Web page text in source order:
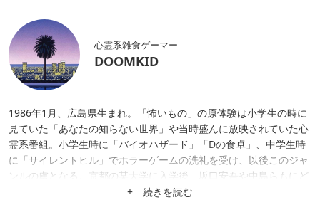
心霊系雑食ゲーマー
DOOMKID
1986年1月、広島県生まれ。「怖いもの」の原体験は小学生の時に
見ていた「あなたの知らない世界」や当時盛んに放映されていた心
霊系番組。小学生時に「バイオハザード」「Dの食卓」、中学生時
に「サイレントヒル」でホラーゲームの洗礼を受け、以後このジャ
ンルの虜となる。京都の某大学に入学後、坂口安吾や中島らもにど
っぷり影響を受け、無頼派作家を志し退廃的生活(ゲーム三昧)を送
+ 続きを読む